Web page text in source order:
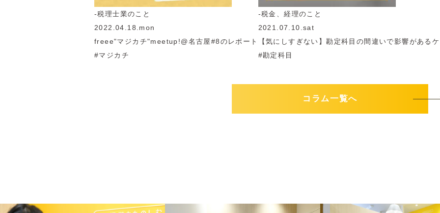
-税理士業のこと
2022.04.18.mon
freee"マジカチ"meetup!@名古屋#8のレポート
#マジカチ
-税金、経理のこと
2021.07.10.sat
【気にしすぎない】勘定科目の間違いで影響がある
#勘定科目
コラム一覧へ